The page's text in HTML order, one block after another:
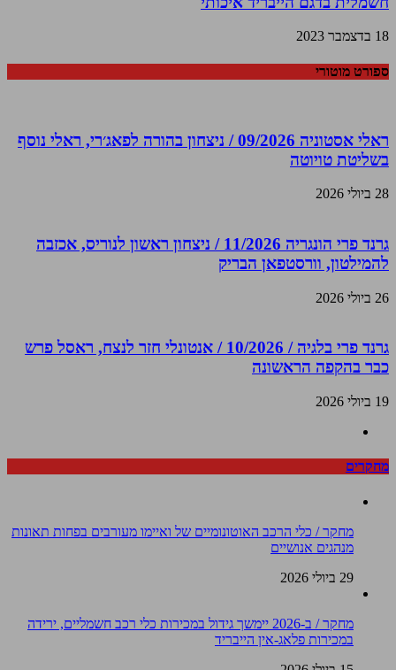
18 בדצמבר 2023
ספורט מוטורי
ראלי אסטוניה 09/2026 / ניצחון בהורה לפאג׳רי, ראלי נוסף
בשליטת טויוטה
28 ביולי 2026
גרנד פרי הונגריה 11/2026 / ניצחון ראשון לנוריס, אכזבה
להמילטון, וורסטפאן הבריק
26 ביולי 2026
גרנד פרי בלגיה / 10/2026 / אנטונלי חזר לנצח, ראסל פרש
כבר בהקפה הראשונה
19 ביולי 2026
מחקרים
מחקר / כלי הרכב האוטונומיים של ואיימו מעורבים בפחות תאונות
מנהגים אנושיים
29 ביולי 2026
מחקר / ב-2026 יימשך גידול במכירות כלי רכב חשמליים, ירידה
במכירות פלאג-אין הייבריד